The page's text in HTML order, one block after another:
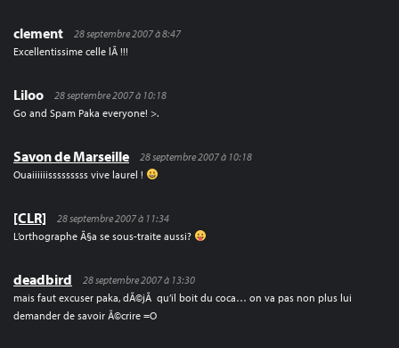
clement
28 septembre 2007 à 8:47
Excellentissime celle lÃ !!!
Liloo
28 septembre 2007 à 10:18
Go and Spam Paka everyone! >.
Savon de Marseille
28 septembre 2007 à 10:18
Ouaiiiiiisssssssss vive laurel !
[CLR]
28 septembre 2007 à 11:34
L’orthographe Ã§a se sous-traite aussi?
deadbird
28 septembre 2007 à 13:30
mais faut excuser paka, dÃ©jÃ qu’il boit du coca… on va pas non plus lui
demander de savoir Ã©crire =O